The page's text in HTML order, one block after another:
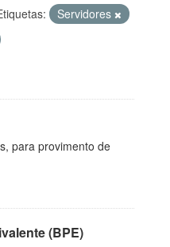
Servidores
para provimento de
(BPE)